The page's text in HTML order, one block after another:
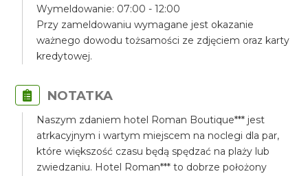
Wymeldowanie: 07:00 - 12:00
Przy zameldowaniu wymagane jest okazanie
ważnego dowodu tożsamości ze zdjęciem oraz karty
kredytowej.
NOTATKA
Naszym zdaniem hotel Roman Boutique*** jest
atrkacyjnym i wartym miejscem na noclegi dla par,
które większość czasu będą spędzać na plaży lub
zwiedzaniu. Hotel Roman*** to dobrze położony